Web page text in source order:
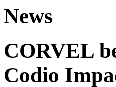
News
CORVEL
Codio